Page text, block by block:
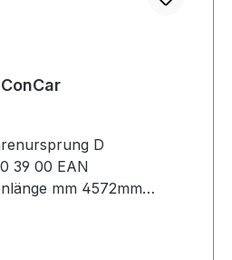
D
39 00 EAN
mm 4572mm
antistatisch ja Norm DIN